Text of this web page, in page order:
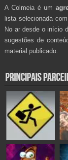
A Colmeia é um
lista selecionada
No ar desde o início
sugestões de
material publicado.